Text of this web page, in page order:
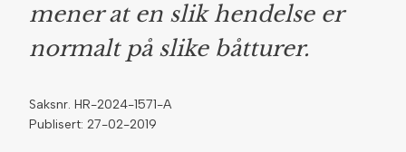
mener at en slik hendelse er
normalt på slike båtturer.
Saksnr. HR-2024-1571-A
Publisert: 27-02-2019